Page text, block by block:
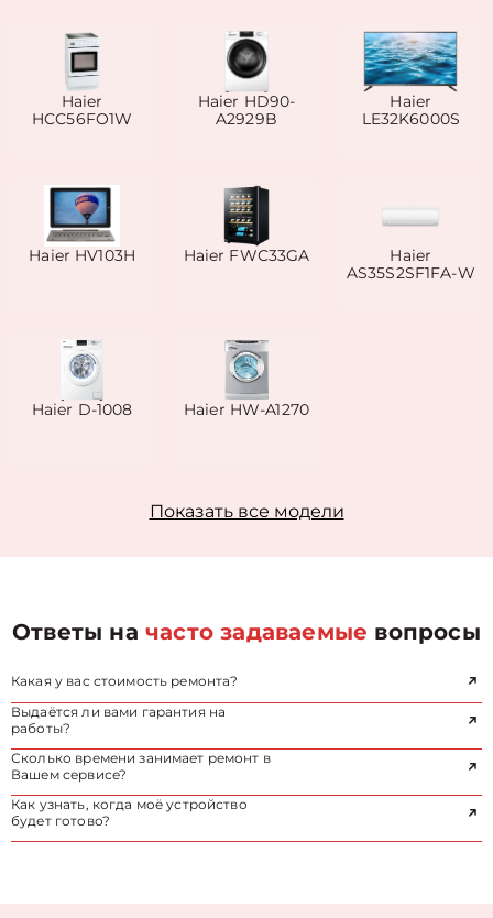
Haier
HCC56FO1W
Haier HD90-
A2929B
Haier
LE32K6000S
Haier HV103H Haier FWC33GA
Haier
AS35S2SF1FA-W
Haier D-1008 Haier HW-A1270
Показать все модели
Ответы начасто задаваемые вопросы
Какая у вас стоимость ремонта?
Выдаётся ли вами гарантия на
работы?
Сколько времени занимает ремонт в
Вашем сервисе?
Как узнать, когда моё устройство
будет готово?